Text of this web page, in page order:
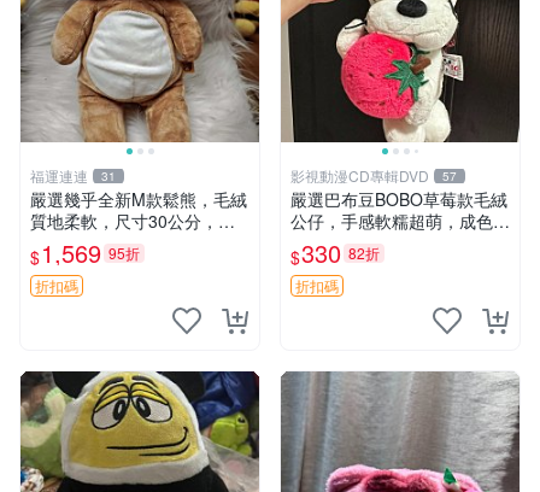
福運連連 31
嚴選幾乎全新M款鬆熊，毛絨
質地柔軟，尺寸30公分，做
工精緻可愛，適合收藏或贈送
親友。中古使用痕跡，手感依
然優良。 鬆熊 嬰熊 毛玩偶
$1,569 95折
折扣碼
影視動漫CD專輯DVD 57
嚴選巴布豆BOBO草莓款毛絨
公仔，手感軟糯超萌，成色優
良適合作為收藏品或包包配
飾。可視頻確認詳情。 巴布
豆 BOBO 草莓 毛絨公仔 收藏
$330 82折
折扣碼